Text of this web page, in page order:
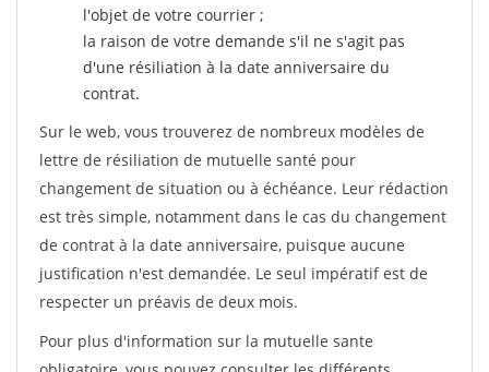
l'objet de votre courrier ;
la raison de votre demande s'il ne s'agit pas
d'une résiliation à la date anniversaire du
contrat.
Sur le web, vous trouverez de nombreux modèles de
lettre de résiliation de mutuelle santé pour
changement de situation ou à échéance. Leur rédaction
est très simple, notamment dans le cas du changement
de contrat à la date anniversaire, puisque aucune
justification n'est demandée. Le seul impératif est de
respecter un préavis de deux mois.
Pour plus d'information sur la mutuelle sante